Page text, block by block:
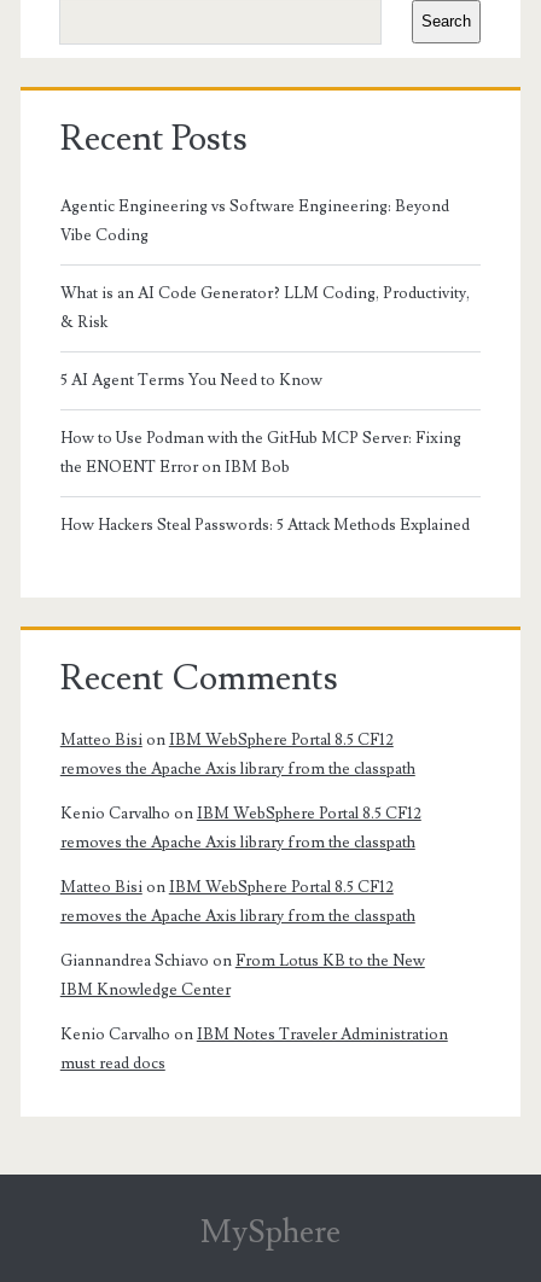
Search
Recent Posts
Agentic Engineering vs Software Engineering: Beyond
Vibe Coding
What is an AI Code Generator? LLM Coding, Productivity,
& Risk
5 AI Agent Terms You Need to Know
How to Use Podman with the GitHub MCP Server: Fixing
the ENOENT Error on IBM Bob
How Hackers Steal Passwords: 5 Attack Methods Explained
Recent Comments
Matteo BisionIBM WebSphere Portal 8.5 CF12
removes the Apache Axis library from the classpath
Kenio Carvalho onIBM WebSphere Portal 8.5 CF12
removes the Apache Axis library from the classpath
Matteo BisionIBM WebSphere Portal 8.5 CF12
removes the Apache Axis library from the classpath
Giannandrea Schiavo onFrom Lotus KB to the New
IBM Knowledge Center
Kenio Carvalho onIBM Notes Traveler Administration
must read docs
MySphere